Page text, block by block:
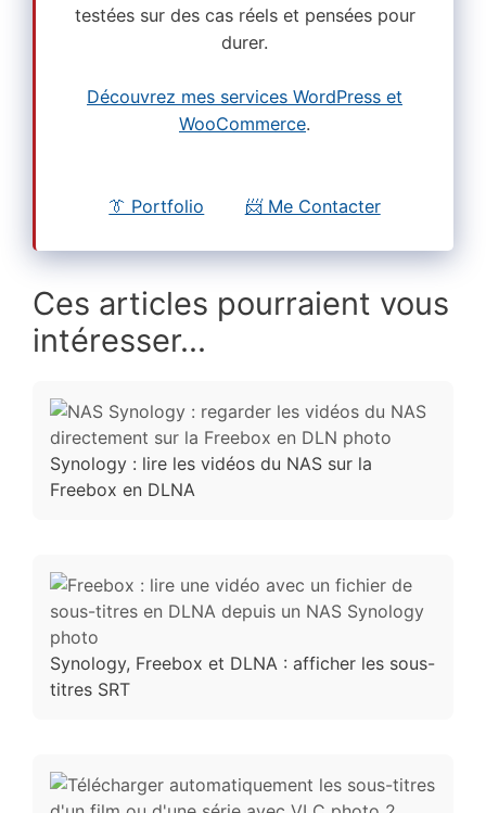
testées sur des cas réels et pensées pour
durer.
Découvrez mes services WordPress et
WooCommerce.
👔 Portfolio 📨 Me Contacter
Ces articles pourraient vous
intéresser...
Synology : lire les vidéos du NAS sur la
Freebox en DLNA
Synology, Freebox et DLNA : afficher les sous-
titres SRT